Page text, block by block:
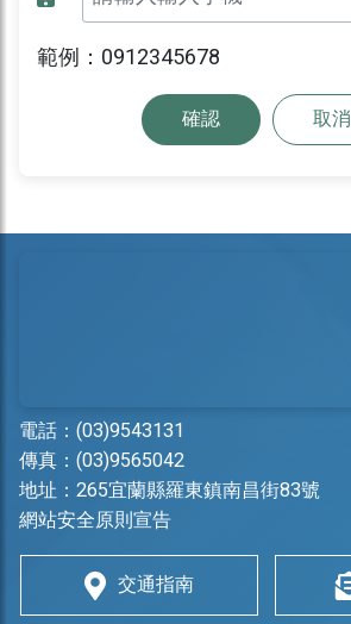
範例：0912345678
確認 取消
電話： (03)9543131
傳真：(03)9565042
地址： 265宜蘭縣羅東鎮南昌街83號
網站安全原則宣告
交通指南